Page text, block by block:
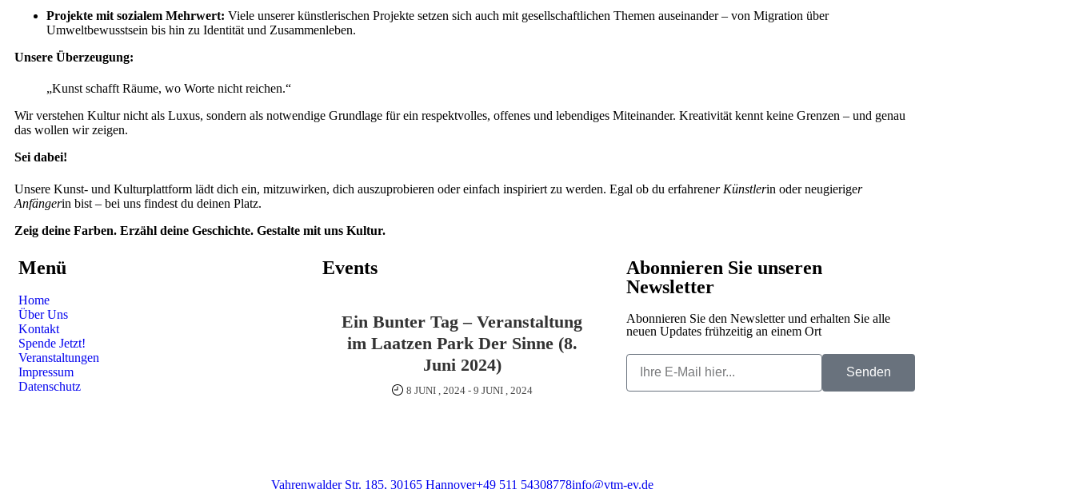
Projekte mit sozialem Mehrwert: Viele unserer künstlerischen Projekte setzen sich auch mit gesellschaftlichen Themen auseinander – von Migration über
Umweltbewusstsein bis hin zu Identität und Zusammenleben.
Unsere Überzeugung:
„Kunst schafft Räume, wo Worte nicht reichen.“
Wir verstehen Kultur nicht als Luxus, sondern als notwendige Grundlage für ein respektvolles, offenes und lebendiges Miteinander. Kreativität kennt keine Grenzen – und genau
das wollen wir zeigen.
Sei dabei!
Unsere Kunst- und Kulturplattform lädt dich ein, mitzuwirken, dich auszuprobieren oder einfach inspiriert zu werden. Egal ob du erfahrener Künstlerin oder neugieriger
Anfängerin bist – bei uns findest du deinen Platz.
Zeig deine Farben. Erzähl deine Geschichte. Gestalte mit uns Kultur.
Menü
Home
Über Uns
Kontakt
Spende Jetzt!
Veranstaltungen
Impressum
Datenschutz
Events
Ein Bunter Tag – Veranstaltung
im Laatzen Park Der Sinne (8.
Juni 2024)
8 JUNI , 2024 -9 JUNI , 2024
Abonnieren Sie unseren
Newsletter
Abonnieren Sie den Newsletter und erhalten Sie alle
neuen Updates frühzeitig an einem Ort
Senden
Vahrenwalder Str. 185, 30165 Hannover+49 511 54308778info@vtm-ev.de